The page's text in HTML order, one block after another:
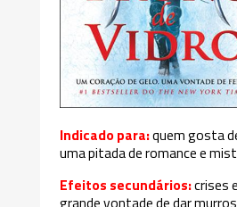
Indicado para:quem gosta
uma pitada de romance e
Efeitos secundários:crises
grande vontade de dar